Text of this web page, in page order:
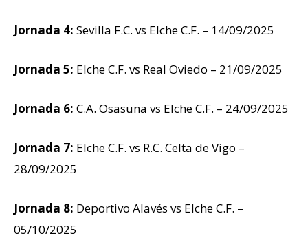
Jornada 4: Sevilla F.C. vs Elche C.F. – 14/09/2025
Jornada 5: Elche C.F. vs Real Oviedo – 21/09/2025
Jornada 6: C.A. Osasuna vs Elche C.F. – 24/09/2025
Jornada 7: Elche C.F. vs R.C. Celta de Vigo –
28/09/2025
Jornada 8: Deportivo Alavés vs Elche C.F. –
05/10/2025